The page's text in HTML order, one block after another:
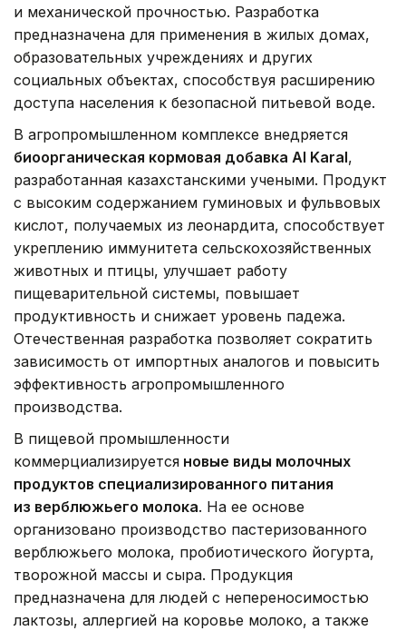
и механической прочностью. Разработка
предназначена для применения в жилых домах,
образовательных учреждениях и других
социальных объектах, способствуя расширению
доступа населения к безопасной питьевой воде.
В агропромышленном комплексе внедряется
биоорганическая кормовая добавка Al Karal,
разработанная казахстанскими учеными. Продукт
с высоким содержанием гуминовых и фульвовых
кислот, получаемых из леонардита, способствует
укреплению иммунитета сельскохозяйственных
животных и птицы, улучшает работу
пищеварительной системы, повышает
продуктивность и снижает уровень падежа.
Отечественная разработка позволяет сократить
зависимость от импортных аналогов и повысить
эффективность агропромышленного
производства.
В пищевой промышленности
коммерциализируется новые виды молочных
продуктов специализированного питания
из верблюжьего молока. На ее основе
организовано производство пастеризованного
верблюжьего молока, пробиотического йогурта,
творожной массы и сыра. Продукция
предназначена для людей с непереносимостью
лактозы, аллергией на коровье молоко, а также